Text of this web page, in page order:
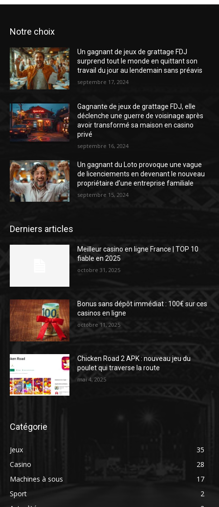
Notre choix
Un gagnant de jeux de grattage FDJ
surprend tout le monde en quittant son
travail du jour au lendemain sans préavis
septembre 17, 2024
Gagnante de jeux de grattage FDJ, elle
déclenche une guerre de voisinage après
avoir transformé sa maison en casino
privé
septembre 16, 2024
Un gagnant du Loto provoque une vague
de licenciements en devenant le nouveau
propriétaire d’une entreprise familiale
septembre 15, 2024
Derniers articles
Meilleur casino en ligne France | TOP 10
fiable en 2025
octobre 31, 2025
Bonus sans dépôt immédiat : 100€ sur ces
casinos en ligne
octobre 11, 2025
Chicken Road 2 APK : nouveau jeu du
poulet qui traverse la route
mai 4, 2025
Catégorie
Jeux
35
Casino
28
Machines à sous
17
Sport
2